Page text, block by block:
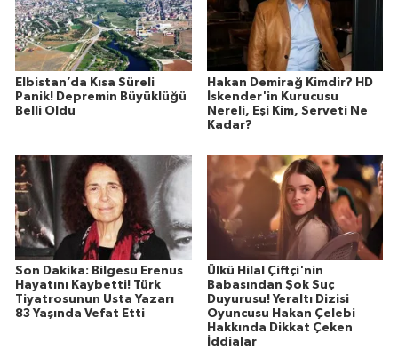
Elbistan’da Kısa Süreli
Panik! Depremin Büyüklüğü
Belli Oldu
Hakan Demirağ Kimdir? HD
İskender'in Kurucusu
Nereli, Eşi Kim, Serveti Ne
Kadar?
Son Dakika: Bilgesu Erenus
Hayatını Kaybetti! Türk
Tiyatrosunun Usta Yazarı
83 Yaşında Vefat Etti
Ülkü Hilal Çiftçi'nin
Babasından Şok Suç
Duyurusu! Yeraltı Dizisi
Oyuncusu Hakan Çelebi
Hakkında Dikkat Çeken
İddialar